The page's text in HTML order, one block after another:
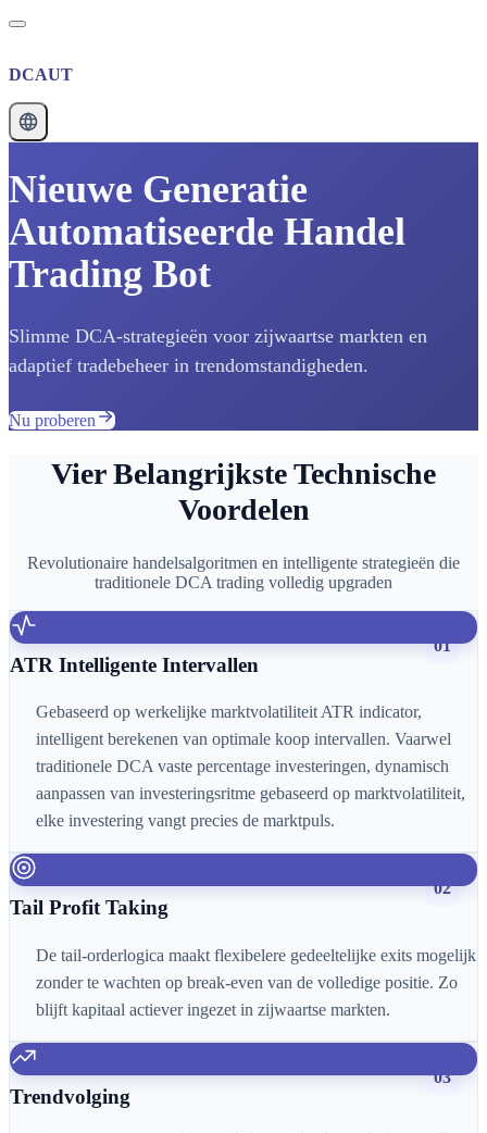
DCAUT
Nieuwe Generatie
Automatiseerde Handel
Trading Bot
Slimme DCA-strategieën voor zijwaartse markten en
adaptief tradebeheer in trendomstandigheden.
Nu proberen
Vier Belangrijkste Technische
Voordelen
Revolutionaire handelsalgoritmen en intelligente strategieën die
traditionele DCA trading volledig upgraden
01
ATR Intelligente Intervallen
Gebaseerd op werkelijke marktvolatiliteit ATR indicator,
intelligent berekenen van optimale koop intervallen. Vaarwel
traditionele DCA vaste percentage investeringen, dynamisch
aanpassen van investeringsritme gebaseerd op marktvolatiliteit,
elke investering vangt precies de marktpuls.
02
Tail Profit Taking
De tail-orderlogica maakt flexibelere gedeeltelijke exits mogelijk
zonder te wachten op break-even van de volledige positie. Zo
blijft kapitaal actiever ingezet in zijwaartse markten.
03
Trendvolging